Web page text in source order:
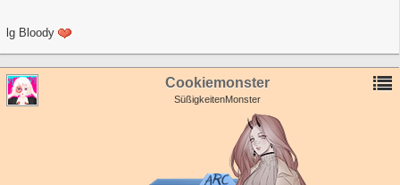
lg Bloody
Cookiemonster
SüßigkeitenMonster